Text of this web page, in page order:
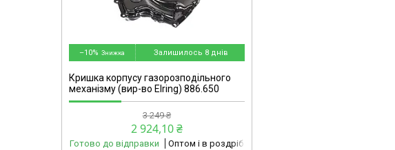
–10% Залишилось 8 днів
Кришка корпусу газорозподільного
механізму (вир-во Elring) 886.650
3 249 ₴
2 924,10 ₴
Готово до відправки Оптом і в роздріб